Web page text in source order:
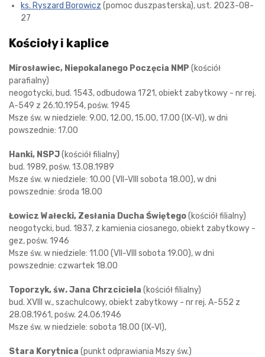
ks. Ryszard Borowicz (pomoc duszpasterska), ust. 2023-08-
27
Kościoły i kaplice
Mirosławiec, Niepokalanego Poczęcia NMP (kościół
parafialny)
neogotycki, bud. 1543, odbudowa 1721, obiekt zabytkowy - nr rej.
A-549 z 26.10.1954, pośw. 1945
Msze św. w niedziele: 9.00, 12.00, 15.00, 17.00 (IX-VI), w dni
powszednie: 17.00
Hanki, NSPJ(kościół filialny)
bud. 1989, pośw. 13.08.1989
Msze św. w niedziele: 10.00 (VII-VIII sobota 18.00), w dni
powszednie: środa 18.00
Łowicz Wałecki, Zesłania Ducha Świętego(kościół filialny)
neogotycki, bud. 1837, z kamienia ciosanego, obiekt zabytkowy -
gez, pośw. 1946
Msze św. w niedziele: 11.00 (VII-VIII sobota 19.00), w dni
powszednie: czwartek 18.00
Toporzyk, św. Jana Chrzciciela (kościół filialny)
bud. XVIII w., szachulcowy, obiekt zabytkowy - nr rej. A-552 z
28.08.1961, pośw. 24.06.1946
Msze św. w niedziele: sobota 18.00 (IX-VI),
Stara Korytnica (punkt odprawiania Mszy św.)